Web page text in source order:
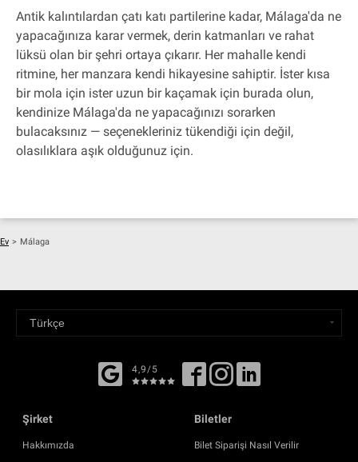
Antik kalıntılardan çatı katı partilerine kadar, Málaga'da ne
yapacağınıza karar vermek, derin katmanları ve rahat
lüksü olan bir şehri ortaya çıkarır. Her mahalle kendi
ritmine, her manzara kendi hikayesine sahiptir. İster kısa
bir mola için ister uzun bir kaçamak için burada olun,
kendinize Málaga'da ne yapacağınızı sorarken
bulacaksınız — seçenekleriniz tükendiği için değil,
olasılıklara aşık olduğunuz için.
Ev > Málaga
4,9/5
Şirket
Hakkımızda
Biletler
Bilet Siparişi Nasıl Verilir